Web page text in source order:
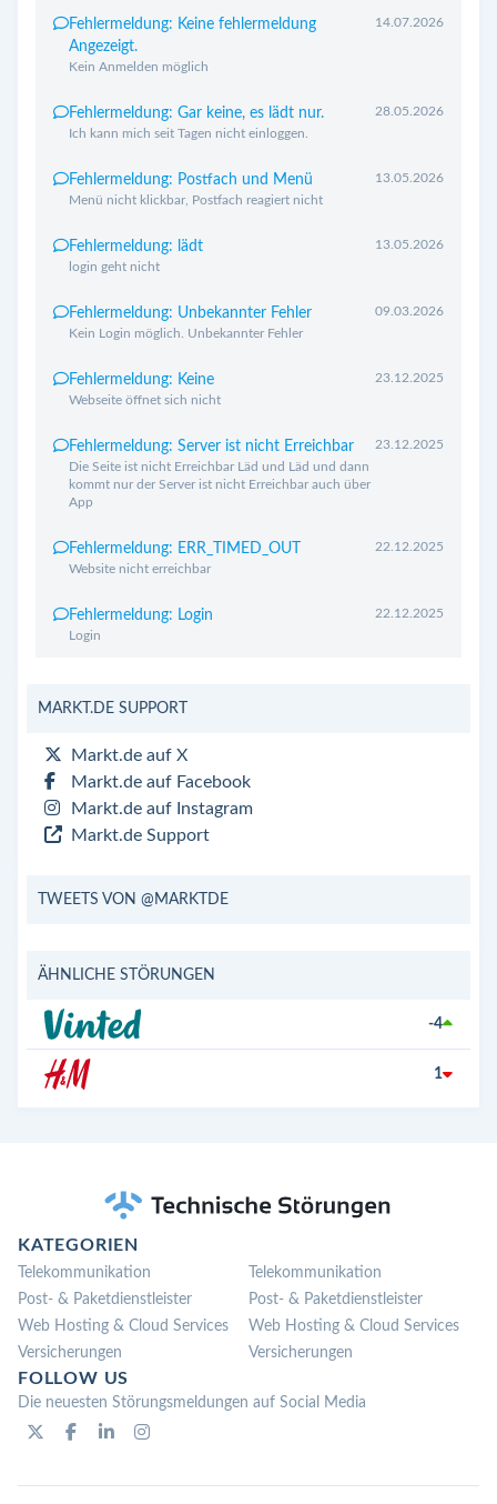
Fehlermeldung: Keine fehlermeldung
Angezeigt.
Kein Anmelden möglich
14.07.2026
Fehlermeldung: Gar keine, es lädt nur.
Ich kann mich seit Tagen nicht einloggen.
28.05.2026
Fehlermeldung: Postfach und Menü
Menü nicht klickbar, Postfach reagiert nicht
13.05.2026
Fehlermeldung: lädt
login geht nicht
13.05.2026
Fehlermeldung: Unbekannter Fehler
Kein Login möglich. Unbekannter Fehler
09.03.2026
Fehlermeldung: Keine
Webseite öffnet sich nicht
23.12.2025
Fehlermeldung: Server ist nicht Erreichbar
Die Seite ist nicht Erreichbar Läd und Läd und dann
kommt nur der Server ist nicht Erreichbar auch über
App
23.12.2025
Fehlermeldung: ERR_TIMED_OUT
Website nicht erreichbar
22.12.2025
Fehlermeldung: Login
Login
22.12.2025
MARKT.DE SUPPORT
Markt.de auf X
Markt.de auf Facebook
Markt.de auf Instagram
Markt.de Support
TWEETS VON @MARKTDE
ÄHNLICHE STÖRUNGEN
-4
1
KATEGORIEN
Telekommunikation
Post- & Paketdienstleister
Web Hosting & Cloud Services
Versicherungen
Telekommunikation
Post- & Paketdienstleister
Web Hosting & Cloud Services
Versicherungen
FOLLOW US
Die neuesten Störungsmeldungen auf Social Media